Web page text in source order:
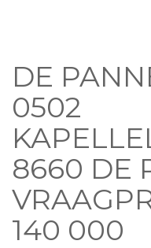
DE
0502
8660 DE
140 000